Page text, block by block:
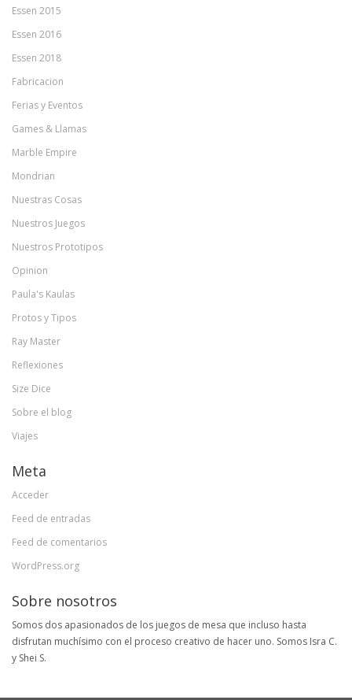
Essen 2015
Essen 2016
Essen 2018
Fabricacion
Ferias y Eventos
Games & Llamas
Marble Empire
Mondrian
Nuestras Cosas
Nuestros Juegos
Nuestros Prototipos
Opinion
Paula's Kaulas
Protos y Tipos
Ray Master
Reflexiones
Size Dice
Sobre el blog
Viajes
Meta
Acceder
Feed de entradas
Feed de comentarios
WordPress.org
Sobre nosotros
Somos dos apasionados de los juegos de mesa que incluso hasta
disfrutan muchísimo con el proceso creativo de hacer uno. Somos Isra C.
y Shei S.